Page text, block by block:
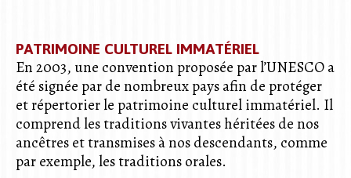
PATRIMOINE CULTUREL IMMATÉRIEL
En 2003, une convention proposée par l’UNESCO a
été signée par de nombreux pays afin de protéger
et répertorier le patrimoine culturel immatériel. Il
comprend les traditions vivantes héritées de nos
ancêtres et transmises à nos descendants, comme
par exemple, les traditions orales.